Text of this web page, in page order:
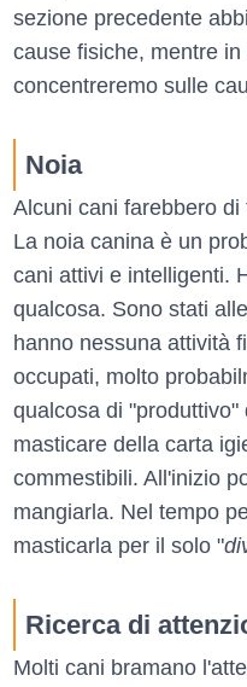
sezione precedente
cause fisiche, mentre
concentreremo sulle
Noia
Alcuni cani farebbero
La noia canina è un
cani attivi e intelligenti.
qualcosa. Sono stati
hanno nessuna attività
occupati, molto
qualcosa di
masticare della carta
commestibili. All'inizio
mangiarla. Nel tempo
masticarla per il solo "
Ricerca di
Molti cani bramano